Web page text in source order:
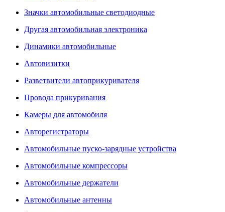
Значки автомобильные светодиодные
Другая автомобильная электроника
Динамики автомобильные
Автовизитки
Разветвители автоприкуривателя
Провода прикуривания
Камеры для автомобиля
Авторегистраторы
Автомобильные пуско-зарядные устройства
Автомобильные компрессоры
Автомобильные держатели
Автомобильные антенны